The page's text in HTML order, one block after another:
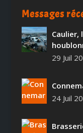
Messages
29 Juil
24 Juil